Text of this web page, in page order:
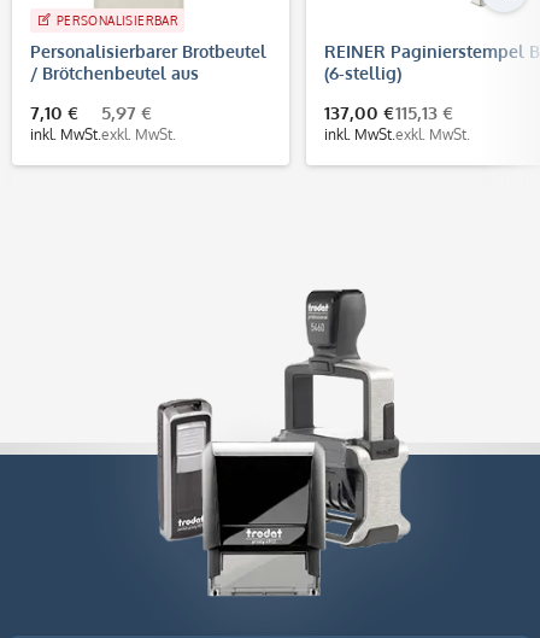
PERSONALISIERBAR
Personalisierbarer Brotbeutel
/ Brötchenbeutel aus
7,10 €
inkl. MwSt.
5,97 €
exkl. MwSt.
REINER Paginierstempel
(6-stellig)
137,00 €
inkl. MwSt.
115,13 €
exkl. MwSt.